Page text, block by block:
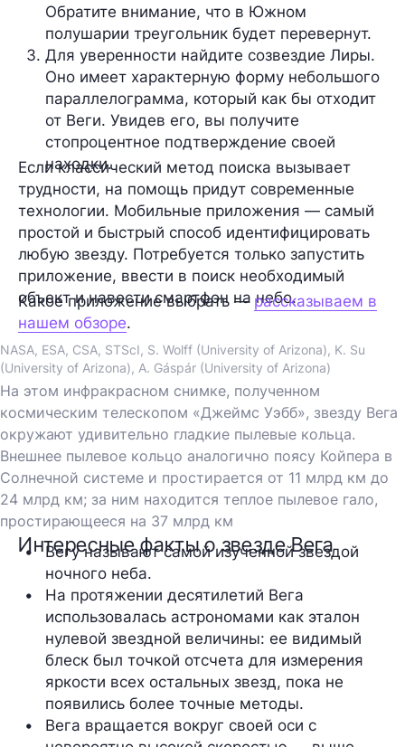
Обратите внимание, что в Южном
полушарии треугольник будет перевернут.
Для уверенности найдите созвездие Лиры.
Оно имеет характерную форму небольшого
параллелограмма, который как бы отходит
от Веги. Увидев его, вы получите
стопроцентное подтверждение своей
находки.
Если классический метод поиска вызывает
трудности, на помощь придут современные
технологии. Мобильные приложения — самый
простой и быстрый способ идентифицировать
любую звезду. Потребуется только запустить
приложение, ввести в поиск необходимый
объект и навести смартфон на небо.
Какое приложение выбрать — рассказываем в
нашем обзоре.
NASA, ESA, CSA, STScI, S. Wolff (University of Arizona), K. Su
(University of Arizona), A. Gáspár (University of Arizona)
На этом инфракрасном снимке, полученном
космическим телескопом «Джеймс Уэбб», звезду Вега
окружают удивительно гладкие пылевые кольца.
Внешнее пылевое кольцо аналогично поясу Койпера в
Солнечной системе и простирается от 11 млрд км до
24 млрд км; за ним находится теплое пылевое гало,
простирающееся на 37 млрд км
Интересные факты о звезде Вега
Вегу называют самой изученной звездой
ночного неба.
На протяжении десятилетий Вега
использовалась астрономами как эталон
нулевой звездной величины: ее видимый
блеск был точкой отсчета для измерения
яркости всех остальных звезд, пока не
появились более точные методы.
Вега вращается вокруг своей оси с